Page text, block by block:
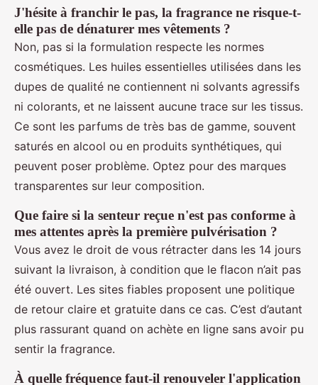
J'hésite à franchir le pas, la fragrance ne risque-t-
elle pas de dénaturer mes vêtements ?
Non, pas si la formulation respecte les normes
cosmétiques. Les huiles essentielles utilisées dans les
dupes de qualité ne contiennent ni solvants agressifs
ni colorants, et ne laissent aucune trace sur les tissus.
Ce sont les parfums de très bas de gamme, souvent
saturés en alcool ou en produits synthétiques, qui
peuvent poser problème. Optez pour des marques
transparentes sur leur composition.
Que faire si la senteur reçue n'est pas conforme à
mes attentes après la première pulvérisation ?
Vous avez le droit de vous rétracter dans les 14 jours
suivant la livraison, à condition que le flacon n’ait pas
été ouvert. Les sites fiables proposent une politique
de retour claire et gratuite dans ce cas. C’est d’autant
plus rassurant quand on achète en ligne sans avoir pu
sentir la fragrance.
À quelle fréquence faut-il renouveler l'application